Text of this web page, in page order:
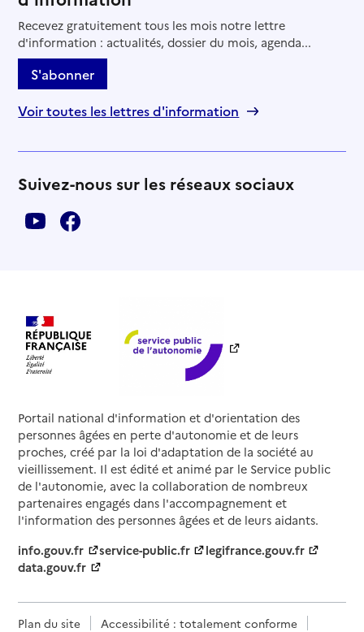
Recevez gratuitement tous les mois notre lettre
d'information : actualités, dossier du mois, agenda...
S'abonner
Voir toutes les lettres d'information
Suivez-nous sur les réseaux sociaux
Portail national d'information et d'orientation des
personnes âgées en perte d'autonomie et de leurs
proches, créé par la loi d'adaptation de la société au
vieillissement. Il est édité et animé par le Service public
de l'autonomie, avec la collaboration de nombreux
partenaires engagés dans l'accompagnement et
l'information des personnes âgées et de leurs aidants.
info.gouv.fr
service-public.fr
legifrance.gouv.fr
data.gouv.fr
Plan du site
Accessibilité : totalement conforme